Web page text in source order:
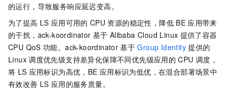
的运行，导致服务响应延迟变高。
为了提高 LS 应用可用的 CPU 资源的稳定性，降低 BE 应用带来
的干扰， ack-koordinator 基于 Alibaba Cloud Linux 提供了容器
CPU QoS 功能。ack-koordinator 基于 Group Identity 提供的
Linux 调度优先级支持差异化保障不同优先级应用的 CPU 调度，
将 LS 应用标识为高优，BE 应用标识为低优，在混合部署场景中
有效改善 LS 应用的服务质量。